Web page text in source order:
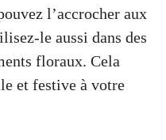
l’accrocher aux
le aussi dans des
floraux. Cela
et festive à votre